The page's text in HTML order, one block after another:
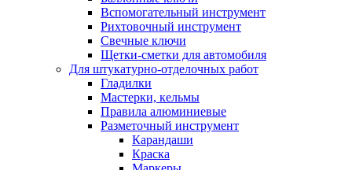
Вспомогательный инструмент
Рихтовочный инструмент
Свечные ключи
Щетки-сметки для автомобиля
Для штукатурно-отделочных работ
Гладилки
Мастерки, кельмы
Правила алюминиевые
Разметочный инструмент
Карандаши
Краска